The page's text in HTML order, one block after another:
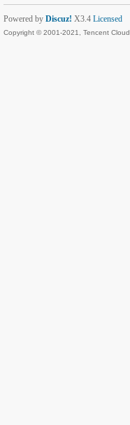
Powered by Discuz! X3.4 Licensed
Copyright © 2001-2021, Tencent Cloud.